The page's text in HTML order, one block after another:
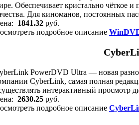
Обеспечивает кристально чёткое
Для киноманов, постоянных
1841.32 руб.
подробное описание
PowerDVD Ultra — новая
CyberLink, самая полная
интерактивный просмотр
2630.25 руб.
подробное описание